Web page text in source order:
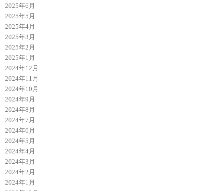
2025年6月
2025年5月
2025年4月
2025年3月
2025年2月
2025年1月
2024年12月
2024年11月
2024年10月
2024年9月
2024年8月
2024年7月
2024年6月
2024年5月
2024年4月
2024年3月
2024年2月
2024年1月